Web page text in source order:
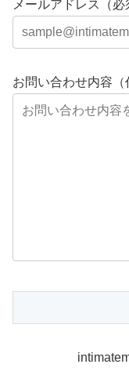
メールアドレス（必
お問い合わせ内容（